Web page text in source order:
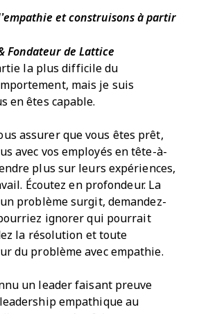
et construisons à partir
Fondateur de Lattice
la plus difficile du
mais je suis
en êtes capable.
assurer que vous êtes prêt,
avec vos employés en tête-à-
plus sur leurs expériences,
Écoutez en profondeur. La
problème surgit, demandez-
ignorer qui pourrait
la résolution et toute
du problème avec empathie.
un leader faisant preuve
empathique au